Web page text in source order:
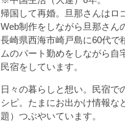
帰国して再婚。旦那さんはロ
Web制作をしながら旦那さん
長崎県西海市崎戸島に60代で
ムのパート勤めをしながら自
民宿をしています。
日々の暮らしと想い。民宿で
シピ。たまにお出かけ情報な
題）つぶやいています。